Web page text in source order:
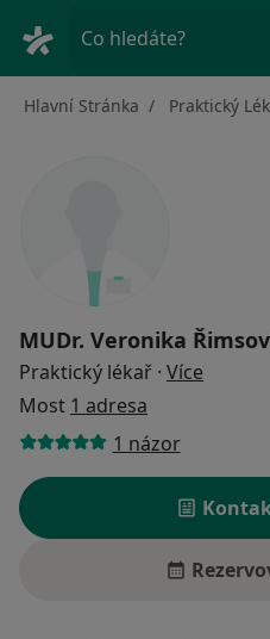
Co hledáte?
Hlavní Stránka Praktický
MUDr. Veronika
Praktický lékař · Více
Most 1 adresa
1 názor